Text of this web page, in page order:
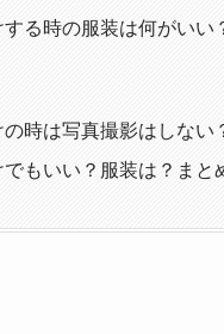
る時の服装は何がいい
時は写真撮影はしない
もいい？服装は？まと